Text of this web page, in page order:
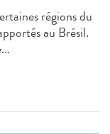
régions du
au Brésil.